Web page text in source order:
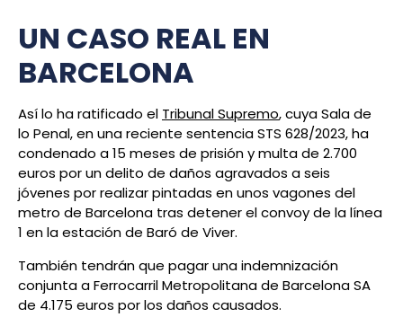
UN CASO REAL EN
BARCELONA
Así lo ha ratificado el Tribunal Supremo, cuya Sala de
lo Penal, en una reciente sentencia STS 628/2023, ha
condenado a 15 meses de prisión y multa de 2.700
euros por un delito de daños agravados a seis
jóvenes por realizar pintadas en unos vagones del
metro de Barcelona tras detener el convoy de la línea
1 en la estación de Baró de Viver.
También tendrán que pagar una indemnización
conjunta a Ferrocarril Metropolitana de Barcelona SA
de 4.175 euros por los daños causados.